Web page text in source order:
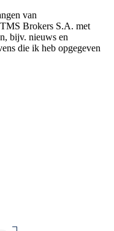
van
Brokers S.A. met
bijv. nieuws en
die ik heb opgegeven